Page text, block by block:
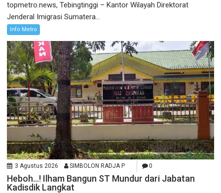
topmetro.news, Tebingtinggi – Kantor Wilayah Direktorat
Jenderal Imigrasi Sumatera...
Info Metro
3 Agustus 2026 SIMBOLON RADJA P 0
Heboh…! Ilham Bangun ST Mundur dari Jabatan
Kadisdik Langkat